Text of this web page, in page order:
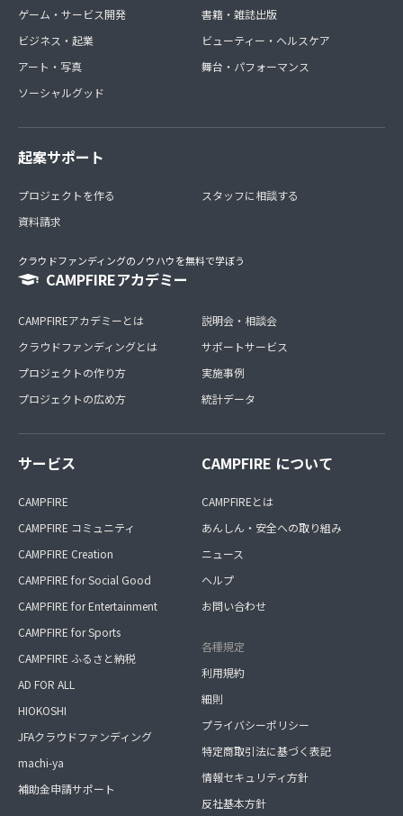
ゲーム・サービス開発
ビジネス・起業
アート・写真
ソーシャルグッド
書籍・雑誌出版
ビューティー・ヘルスケア
舞台・パフォーマンス
起案サポート
プロジェクトを作る
資料請求
スタッフに相談する
クラウドファンディングのノウハウを無料で学ぼう
CAMPFIREアカデミー
CAMPFIREアカデミーとは
クラウドファンディングとは
プロジェクトの作り方
プロジェクトの広め方
説明会・相談会
サポートサービス
実施事例
統計データ
サービス
CAMPFIRE
CAMPFIRE コミュニティ
CAMPFIRE Creation
CAMPFIRE for Social Good
CAMPFIRE for Entertainment
CAMPFIRE for Sports
CAMPFIRE ふるさと納税
AD FOR ALL
HIOKOSHI
JFAクラウドファンディング
machi-ya
補助金申請サポート
CAMPFIRE について
CAMPFIREとは
あんしん・安全への取り組み
ニュース
ヘルプ
お問い合わせ
各種規定
利用規約
細則
プライバシーポリシー
特定商取引法に基づく表記
情報セキュリティ方針
反社基本方針